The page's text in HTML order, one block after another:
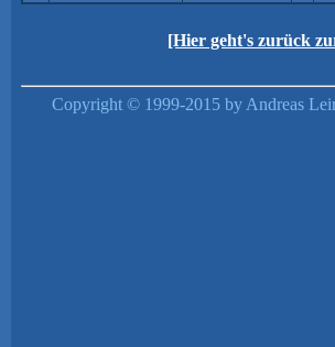
[Hier geht's zurück
Copyright © 1999-2015 by Andreas